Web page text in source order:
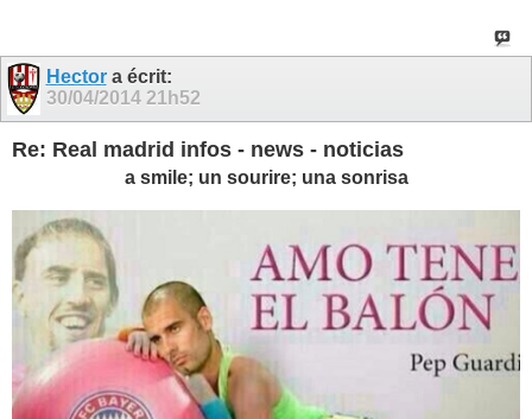
Hectora écrit:
30/04/2014 21h52
Re: Real madrid infos - news - noticias
a smile; un sourire; una sonrisa